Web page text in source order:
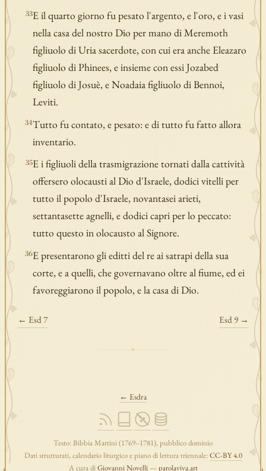
33E il quarto giorno fu pesato l'argento, e l'oro, e i vasi
nella casa del nostro Dio per mano di Meremoth
figliuolo di Uria sacerdote, con cui era anche Eleazaro
figliuolo di Phinees, e insieme con essi Jozabed
figliuolo di Josuè, e Noadaia figliuolo di Bennoi,
Leviti.
34Tutto fu contato, e pesato: e di tutto fu fatto allora
inventario.
35E i figliuoli della trasmigrazione tornati dalla cattività
offersero olocausti al Dio d'Israele, dodici vitelli per
tutto il popolo d'Israele, novantasei arieti,
settantasette agnelli, e dodici capri per lo peccato:
tutto questo in olocausto al Signore.
36E presentarono gli editti del re ai satrapi della sua
corte, e a quelli, che governavano oltre al fiume, ed ei
favoreggiarono il popolo, e la casa di Dio.
← Esd 7 Esd 9 →
← Esdra
Testo: Bibbia Martini (1769–1781), pubblico dominio
Dati strutturati, calendario liturgico e piano di lettura triennale: CC-BY 4.0
A cura diGiovanni Novelli—parolaviva.art